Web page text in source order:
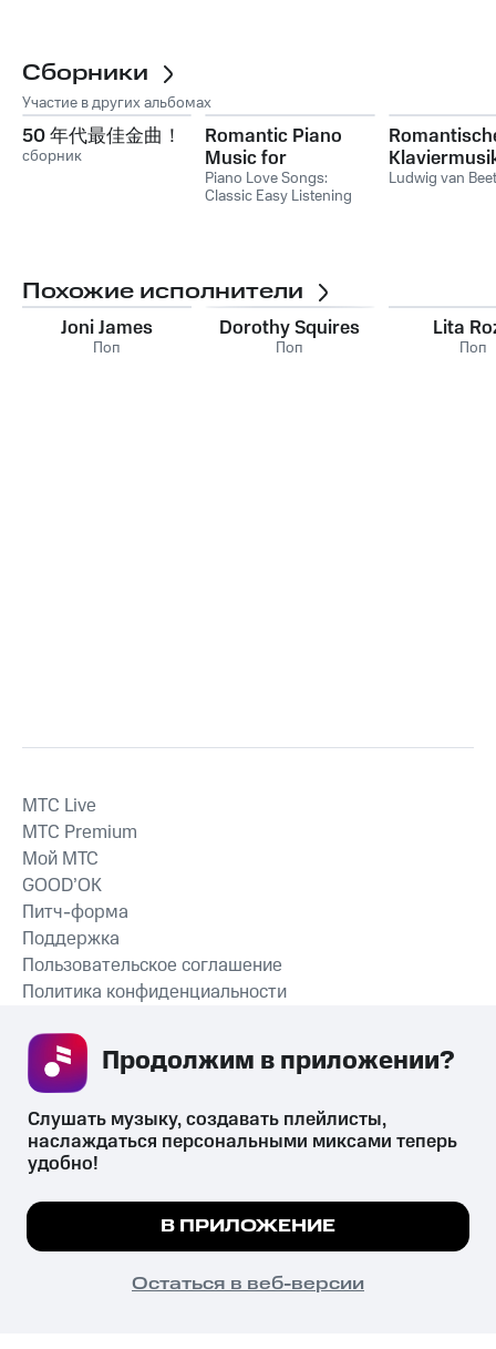
Сборники
Участие в других альбомах
50 年代最佳金曲！
сборник
Romantic Piano
Music for
Valentine's Day,
Vol. 1
Piano Love Songs:
Classic Easy Listening
den
Ludwig van
Похожие исполнители
Joni James
Поп
Dorothy Squires
Поп
Lita
Поп
СКАЧАТЬ ПРИЛОЖЕНИЕ
MTС Live
MTС Premium
Мой МТС
GOOD’OK
Питч-форма
Поддержка
Пользовательское соглашение
Политика конфиденциальности
психотропных веществ, их аналогов причиняет вред здоровью,
их незаконный оборот запрещён и влечёт установленную
законодательством ответственность.
© 2026 ООО «КИОН».
Все права защищены
Мы используем куки, чтобы на сайте все
Подробнее
ПОНЯТНО
Слушать музыку, создавать плейлисты,
наслаждаться персональными миксами теперь
удобно!
В ПРИЛОЖЕНИЕ
Остаться в веб-версии